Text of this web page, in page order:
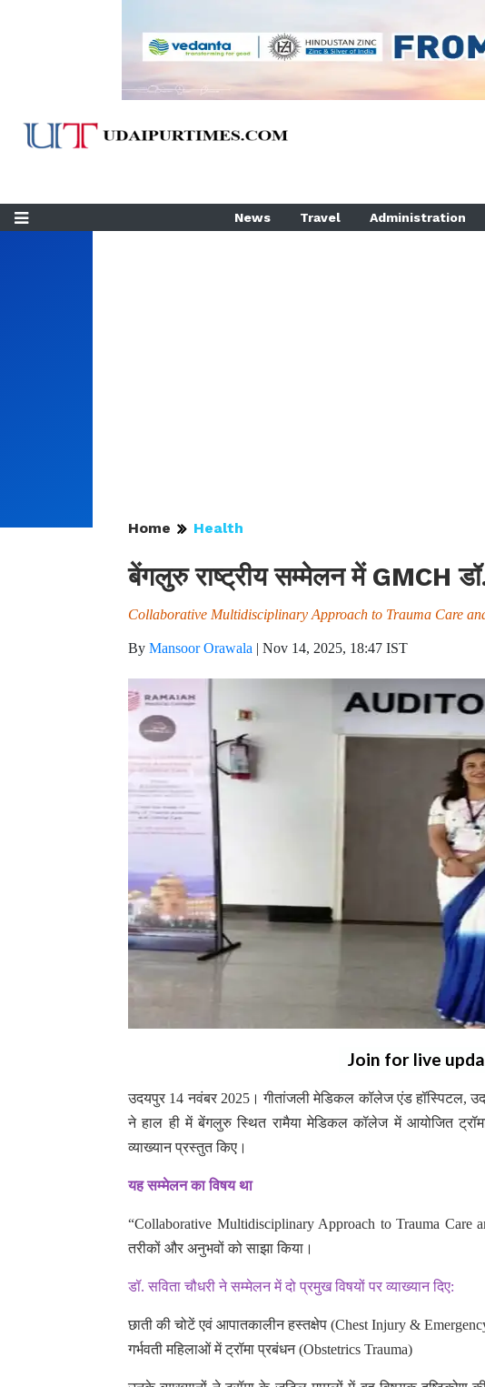
News Travel Administration
Home Health
बेंगलुरु राष्ट्रीय सम्मेलन में GMCH डॉ.
Collaborative Multidisciplinary Approach to Trauma Care
By Mansoor Orawala | Nov 14, 2025, 18:47 IST
Join for live
उदयपुर 14 नवंबर 2025। गीतांजली मेडिकल कॉलेज एंड हॉस्पिटल,
ने हाल ही में बेंगलुरु स्थित रामैया मेडिकल कॉलेज में आयोजित
व्याख्यान प्रस्तुत किए।
यह सम्मेलन का विषय था
“Collaborative Multidisciplinary Approach to Trauma
तरीकों और अनुभवों को साझा किया।
डॉ. सविता चौधरी ने सम्मेलन में दो प्रमुख विषयों पर व्याख्यान दिए:
छाती की चोटें एवं आपातकालीन हस्तक्षेप (Chest Injury &
गर्भवती महिलाओं में ट्रॉमा प्रबंधन (Obstetrics Trauma)